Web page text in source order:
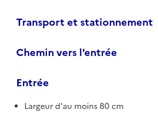
Transport et stationnement
Chemin vers l'entrée
Entrée
Largeur d'au moins 80 cm